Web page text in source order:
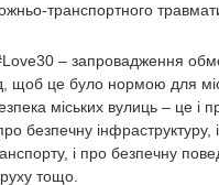
транспортного
– запровадження
щоб це було нормою для
міських вулиць – це і
безпечну інфраструктуру,
і про безпечну
тощо.